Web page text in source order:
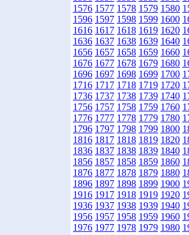
1576 1577 1578 1579 1580
1596 1597 1598 1599 1600
1616 1617 1618 1619 1620
1636 1637 1638 1639 1640
1656 1657 1658 1659 1660
1676 1677 1678 1679 1680
1696 1697 1698 1699 1700
1716 1717 1718 1719 1720
1736 1737 1738 1739 1740
1756 1757 1758 1759 1760
1776 1777 1778 1779 1780
1796 1797 1798 1799 1800
1816 1817 1818 1819 1820
1836 1837 1838 1839 1840
1856 1857 1858 1859 1860
1876 1877 1878 1879 1880
1896 1897 1898 1899 1900
1916 1917 1918 1919 1920
1936 1937 1938 1939 1940
1956 1957 1958 1959 1960
1976 1977 1978 1979 1980